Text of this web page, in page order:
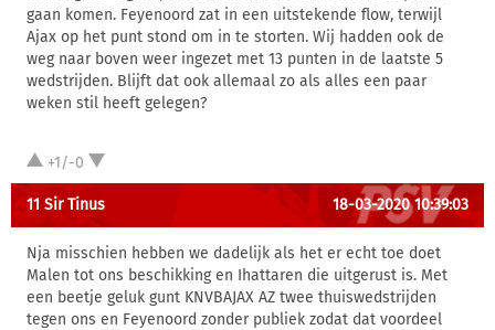
gaan komen. Feyenoord zat in een uitstekende flow, terwijl
Ajax op het punt stond om in te storten. Wij hadden ook de
weg naar boven weer ingezet met 13 punten in de laatste 5
wedstrijden. Blijft dat ook allemaal zo als alles een paar
weken stil heeft gelegen?
+1/-0
11 Sir Tinus 18-03-2020 10:39:03
Nja misschien hebben we dadelijk als het er echt toe doet
Malen tot ons beschikking en Ihattaren die uitgerust is. Met
een beetje geluk gunt KNVBAJAX AZ twee thuiswedstrijden
tegen ons en Feyenoord zonder publiek zodat dat voordeel